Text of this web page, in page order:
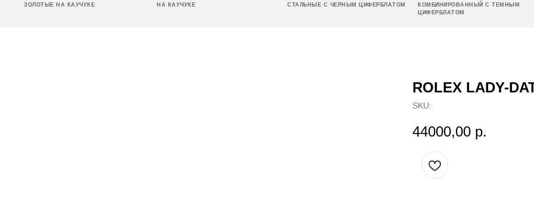
ЗОЛОТЫЕ НА КАУЧУКЕ НА КАУЧУКЕ СТАЛЬНЫЕ С ЧЕРНЫМ ЦИФЕРБЛАТОМ
КОМБИНИРОВАННЫЙ С ТЕМНЫМ
ЦИФЕРБЛАТОМ
ROLEX LADY-
SKU:
44000,00 р.